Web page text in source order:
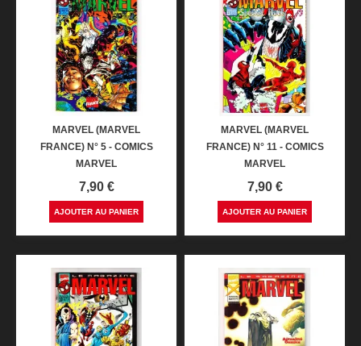
MARVEL (MARVEL
FRANCE) N° 5 - COMICS
MARVEL
Prix
7,90 €
AJOUTER AU PANIER
MARVEL (MARVEL
FRANCE) N° 11 - COMICS
MARVEL
Prix
7,90 €
AJOUTER AU PANIER